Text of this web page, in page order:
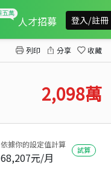
人才招募 登入/註冊
列印 分享 收藏
2,098萬
依據你的設定值計算
68,207元/月
試算